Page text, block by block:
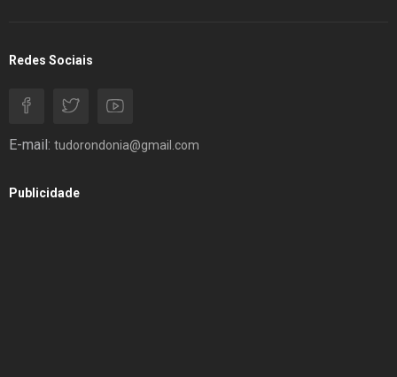
Redes Sociais
E-mail: tudorondonia@gmail.com
Publicidade